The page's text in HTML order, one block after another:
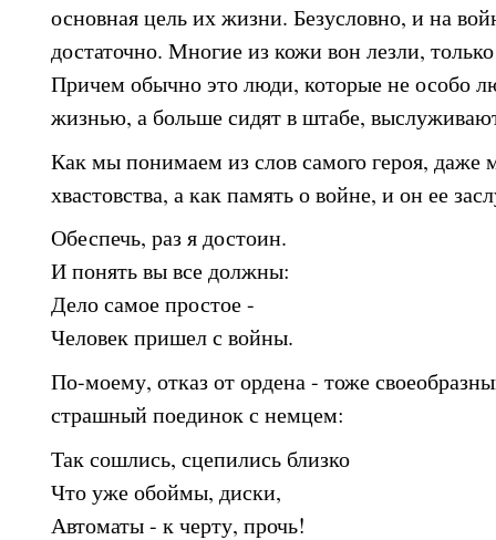
основная цель их жизни. Безусловно, и на
достаточно. Многие из кожи вон лезли,
Причем обычно это люди, которые не особо
жизнью, а больше сидят в штабе,
Как мы понимаем из слов самого героя, даже
хвастовства, а как память о войне, и он ее
Обеспечь, раз я достоин.
И понять вы все должны:
Дело самое простое -
Человек пришел с войны.
По-моему, отказ от ордена - тоже
страшный поединок с немцем:
Так сошлись, сцепились близко
Что уже обоймы, диски,
Автоматы - к черту, прочь!